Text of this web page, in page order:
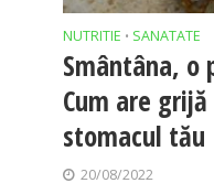
NUTRITIE • SANATATE
Smântâna, o
Cum are
stomacul tău
20/08/2022